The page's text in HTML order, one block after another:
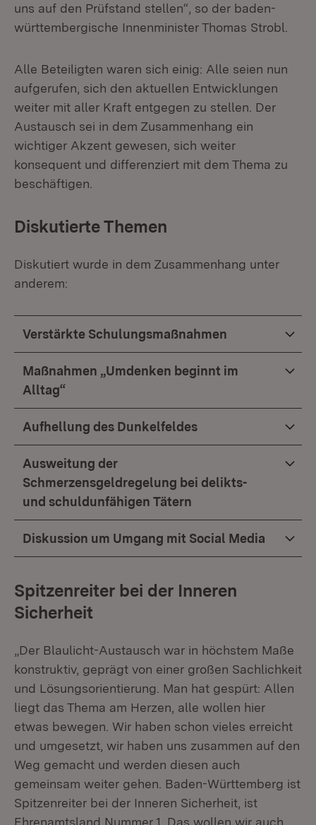
uns auf den Prüfstand stellen“, so der baden-
württembergische Innenminister Thomas Strobl.
Alle Beteiligten waren sich einig: Alle seien nun
aufgerufen, sich den aktuellen Entwicklungen
weiter mit aller Kraft entgegen zu stellen. Der
Austausch sei in dem Zusammenhang ein
wichtiger Akzent gewesen, sich weiter
konsequent und differenziert mit dem Thema zu
beschäftigen.
Diskutierte Themen
Diskutiert wurde in dem Zusammenhang unter
anderem:
Verstärkte Schulungsmaßnahmen
Maßnahmen „Umdenken beginnt im
Alltag“
Aufhellung des Dunkelfeldes
Ausweitung der
Schmerzensgeldregelung bei delikts-
und schuldunfähigen Tätern
Diskussion um Umgang mit Social Media
Spitzenreiter bei der Inneren
Sicherheit
„Der Blaulicht-Austausch war in höchstem Maße
konstruktiv, geprägt von einer großen Sachlichkeit
und Lösungsorientierung. Man hat gespürt: Allen
liegt das Thema am Herzen, alle wollen hier
etwas bewegen. Wir haben schon vieles erreicht
und umgesetzt, wir haben uns zusammen auf den
Weg gemacht und werden diesen auch
gemeinsam weiter gehen. Baden-Württemberg ist
Spitzenreiter bei der Inneren Sicherheit, ist
Ehrenamtsland Nummer 1. Das wollen wir auch